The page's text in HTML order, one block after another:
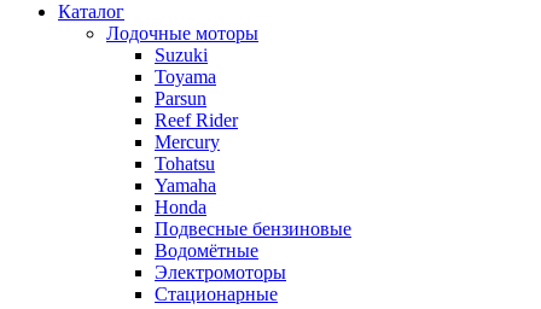
Каталог
Лодочные моторы
Suzuki
Toyama
Parsun
Reef Rider
Mercury
Tohatsu
Yamaha
Honda
Подвесные бензиновые
Водомётные
Электромоторы
Стационарные